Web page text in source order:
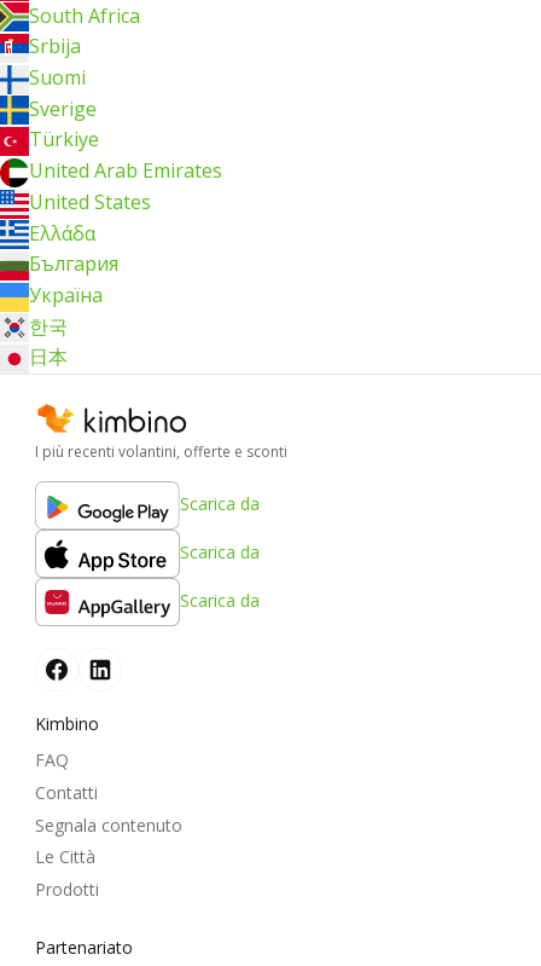
South Africa
Srbija
Suomi
Sverige
Türkiye
United Arab Emirates
United States
Ελλάδα
България
Україна
한국
日本
I più recenti volantini, offerte e sconti
Scarica da
Scarica da
Scarica da
Kimbino
FAQ
Contatti
Segnala contenuto
Le Città
Prodotti
Partenariato